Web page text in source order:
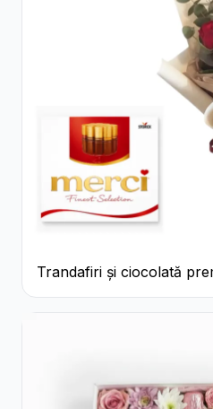
Trandafiri și ciocolată